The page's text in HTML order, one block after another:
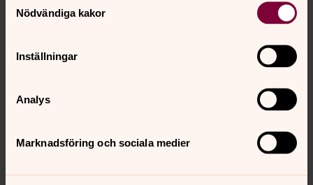
Nödvändiga kakor
Inställningar
Analys
Marknadsföring och sociala medier
Direkt: 040-27 92 50
ewa-